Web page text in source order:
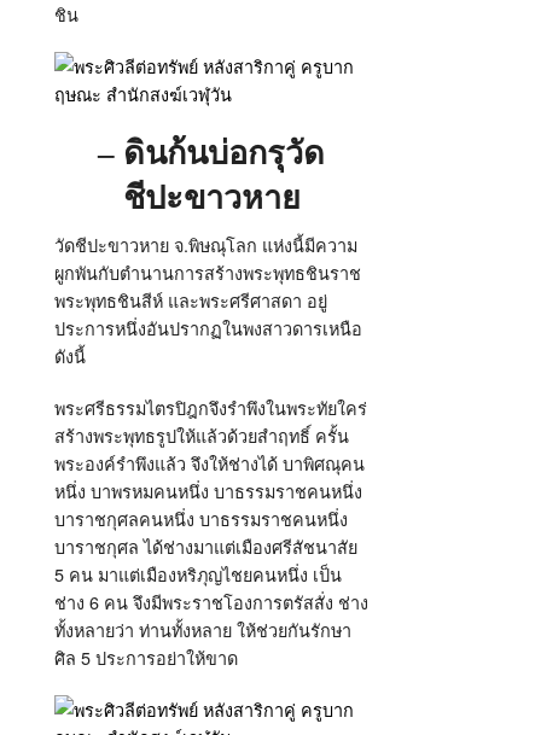
ชิน
– ดินก้นบ่อกรุวัด
ชีปะขาวหาย
วัดชีปะขาวหาย จ.พิษณุโลก แห่งนี้มีความ
ผูกพันกับตำนานการสร้างพระพุทธชินราช
พระพุทธชินสีห์ และพระศรีศาสดา อยู่
ประการหนึ่งอันปรากฏในพงสาวดารเหนือ
ดังนี้
พระศรีธรรมไตรปิฎกจึงรำพึงในพระทัยใคร่
สร้างพระพุทธรูปให้แล้วด้วยสำฤทธิ์ ครั้น
พระองค์รำพึงแล้ว จึงให้ช่างได้ บาพิศณุคน
หนึ่ง บาพรหมคนหนึ่ง บาธรรมราชคนหนึ่ง
บาราชกุศลคนหนึ่ง บาธรรมราชคนหนึ่ง
บาราชกุศล ได้ช่างมาแต่เมืองศรีสัชนาสัย
5 คน มาแต่เมืองหริภุญไชยคนหนึ่ง เป็น
ช่าง 6 คน จึงมีพระราชโองการตรัสสั่ง ช่าง
ทั้งหลายว่า ท่านทั้งหลาย ให้ช่วยกันรักษา
ศิล 5 ประการอย่าให้ขาด